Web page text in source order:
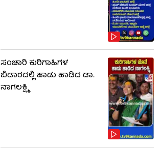
ಸಂಚಾರಿ ಕುರಿಗಾಹಿಗಳ
ಬಿಡಾರದಲ್ಲಿ ಹಾಡು ಹಾಡಿದ ಡಾ.
ನಾಗಲಕ್ಷ್ಮಿ